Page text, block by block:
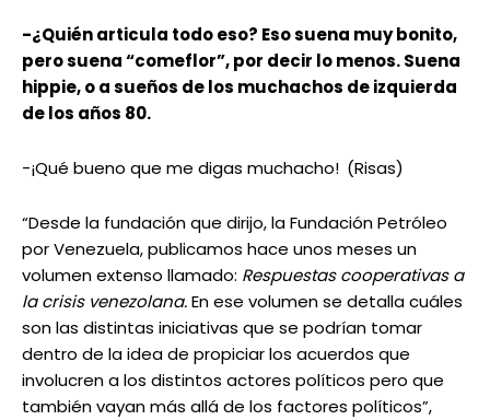
-¿Quién articula todo eso? Eso suena muy bonito,
pero suena “comeflor”, por decir lo menos. Suena
hippie, o a sueños de los muchachos de izquierda
de los años 80.
-¡Qué bueno que me digas muchacho! (Risas)
“Desde la fundación que dirijo, la Fundación Petróleo
por Venezuela, publicamos hace unos meses un
volumen extenso llamado: Respuestas cooperativas a
la crisis venezolana.En ese volumen se detalla cuáles
son las distintas iniciativas que se podrían tomar
dentro de la idea de propiciar los acuerdos que
involucren a los distintos actores políticos pero que
también vayan más allá de los factores políticos”,